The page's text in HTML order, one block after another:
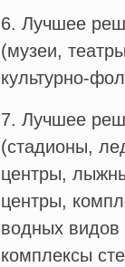
6. Лучшее
(музеи,
культурно-
7. Лучшее
(стадионы,
центры,
центры,
водных видов
комплексы